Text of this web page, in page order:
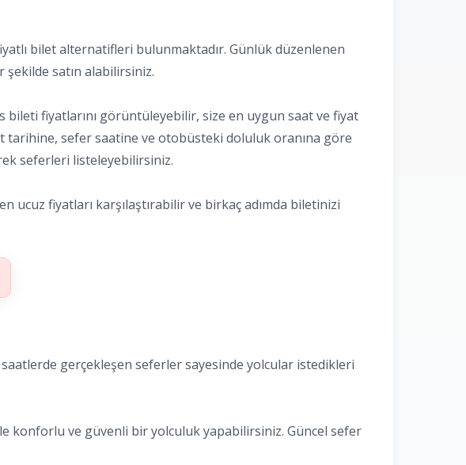
bilet alternatifleri bulunmaktadır. Günlük düzenlenen
satın alabilirsiniz.
fiyatlarını görüntüleyebilir, size en uygun saat ve fiyat
tarihine, sefer saatine ve otobüsteki doluluk oranına göre
seferleri listeleyebilirsiniz.
ucuz fiyatları karşılaştırabilir ve birkaç adımda biletinizi
gerçekleşen seferler sayesinde yolcular istedikleri
konforlu ve güvenli bir yolculuk yapabilirsiniz. Güncel sefer